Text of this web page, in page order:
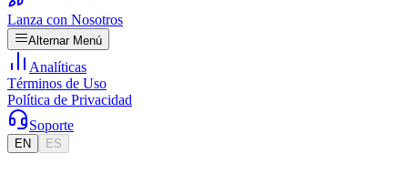
Lanza con Nosotros
Alternar Menú
Analíticas
Términos de Uso
Política de Privacidad
Soporte
EN ES